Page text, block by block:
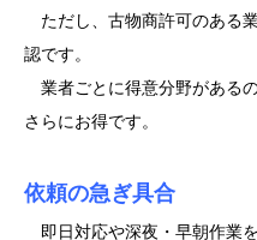
ただし、古物商許可のある
認です。
業者ごとに得意分野がある
さらにお得です。
依頼の急ぎ具合
即日対応や深夜・早朝作業